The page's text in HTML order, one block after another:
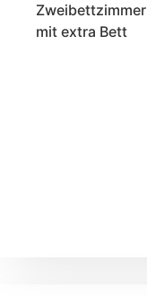
Zweibettzimmer
mit extra Bett